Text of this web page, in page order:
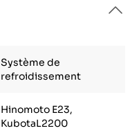
Système de
refroidissement
Hinomoto E23,
KubotaL2200